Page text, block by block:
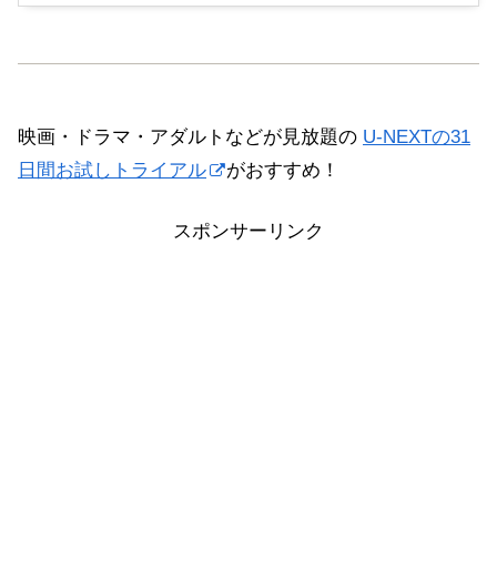
映画・ドラマ・アダルトなどが見放題の U-NEXTの31
日間お試しトライアル
がおすすめ！
スポンサーリンク